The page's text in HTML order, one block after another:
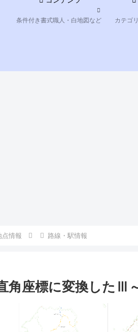
条件付き書式職人・白地図など カテゴ
点情報 路線・駅情報
角座標に変換したⅢ